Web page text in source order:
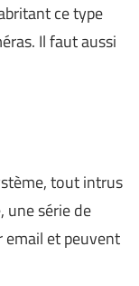
ce type
Il faut aussi
tout intrus
une série de
email et peuvent